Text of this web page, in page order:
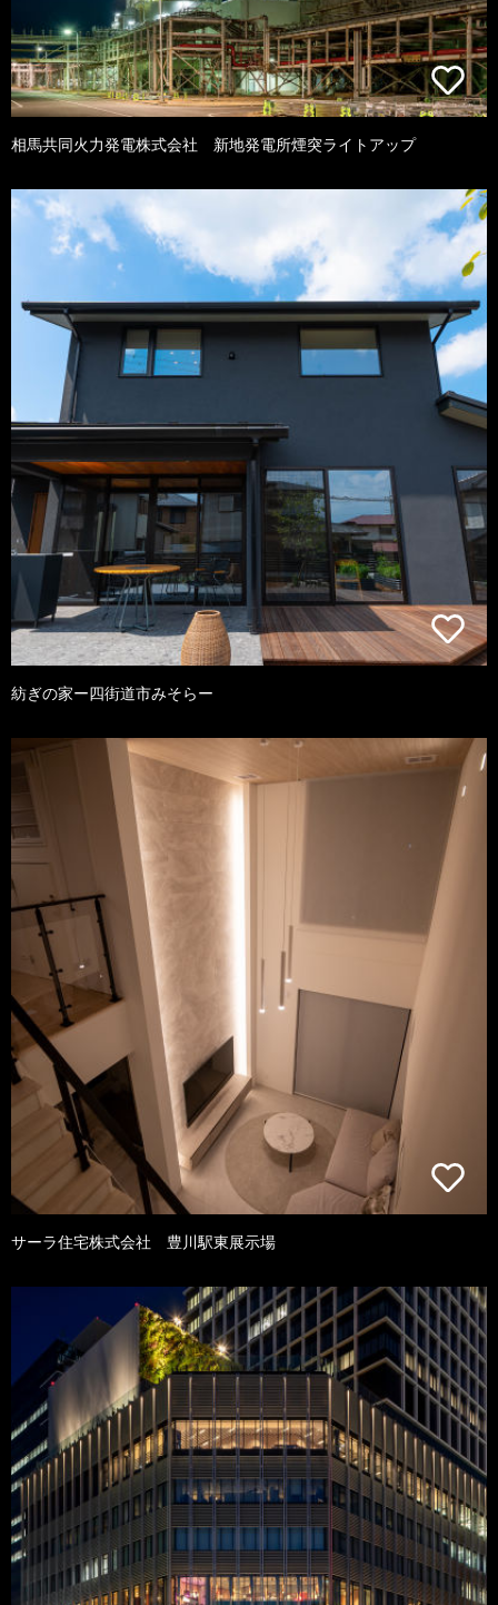
相馬共同火力発電株式会社 新地発電所煙突ライトアップ
紡ぎの家ー四街道市みそらー
サーラ住宅株式会社 豊川駅東展示場